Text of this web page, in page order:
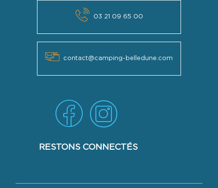
03 21 09 65 00
contact@camping-belledune.com
RESTONS CONNECTÉS